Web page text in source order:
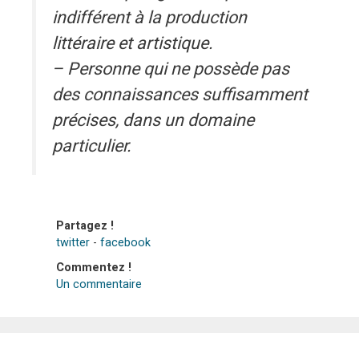
indifférent à la production
littéraire et artistique.
– Personne qui ne possède pas
des connaissances suffisamment
précises, dans un domaine
particulier.
Partagez !
twitter - facebook
Commentez !
Un commentaire